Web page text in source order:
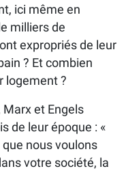
ici même en
milliers de
expropriés de leur
? Et combien
logement ?
et Engels
de leur époque : «
nous voulons
votre société, la